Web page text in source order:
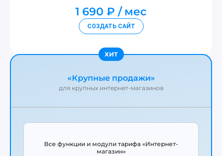
1 690 ₽ мес
СОЗДАТЬ САЙТ
«Крупные продажи»
для крупных интернет-магазинов
Все функции и модули тарифа «Интернет-
магазин»